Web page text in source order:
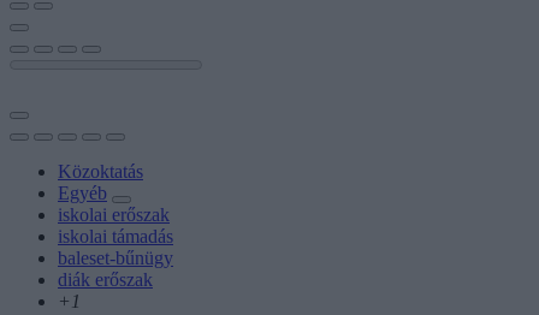
Közoktatás
Egyéb
iskolai erőszak
iskolai támadás
baleset-bűnügy
diák erőszak
+1